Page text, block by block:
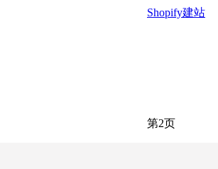
Shopify建站
第2页